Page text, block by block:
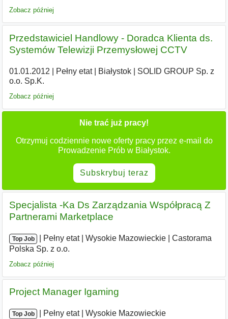
Zobacz później
Przedstawiciel Handlowy - Doradca Klienta ds.
Systemów Telewizji Przemysłowej CCTV
01.01.2012 Pełny etat| Białystok|
SOLID GROUP Sp. z
o.o. Sp.K.
Zobacz później
Nie trać już pracy!
Otrzymuj codziennie nowe oferty pracy przez e-mail do
Prowadzenie Prób w Białystok.
Subskrybuj teraz
Specjalista -Ka Ds Zarządzania Współpracą Z
Partnerami Marketplace
Top Job Pełny etat| Wysokie Mazowieckie
Castorama
Polska Sp. z o.o.
Zobacz później
Project Manager Igaming
Top Job Pełny etat| Wysokie Mazowieckie